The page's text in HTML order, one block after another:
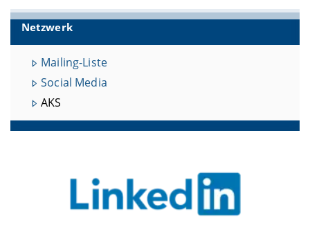
Netzwerk
Mailing-Liste
Social Media
AKS